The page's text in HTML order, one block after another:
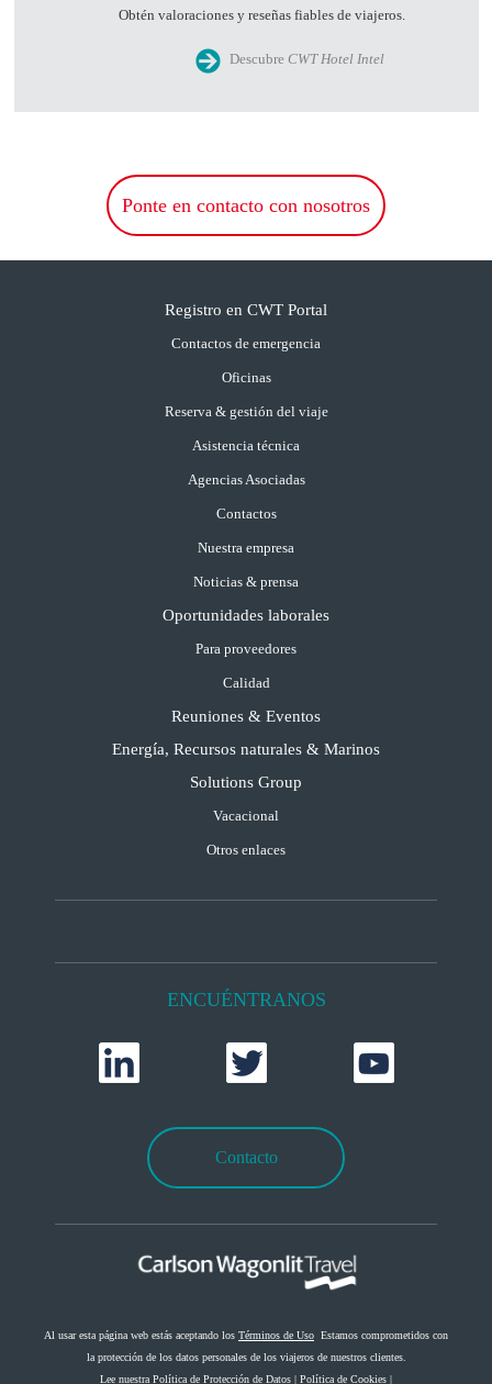
Obtén valoraciones y reseñas fiables de viajeros.
Descubre CWT Hotel Intel
Ponte en contacto con nosotros
Registro en CWT Portal
Contactos de emergencia
Oficinas
Reserva & gestión del viaje
Asistencia técnica
Agencias Asociadas
Contactos
Nuestra empresa
Noticias & prensa
Oportunidades laborales
Para proveedores
Calidad
Reuniones & Eventos
Energía, Recursos naturales & Marinos
Solutions Group
Vacacional
Otros enlaces
ENCUÉNTRANOS
Contacto
Al usar esta página web estás aceptando los Términos de Uso Estamos comprometidos con
la protección de los datos personales de los viajeros de nuestros clientes.
Lee nuestra Política de Protección de Datos | Política de Cookies |